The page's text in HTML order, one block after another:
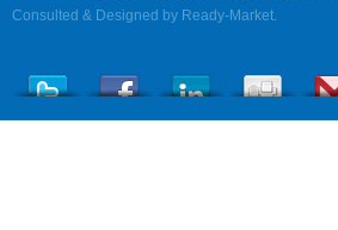
Consulted & Designed by Ready-Market.